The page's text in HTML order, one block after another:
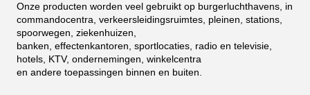
Onze producten worden veel gebruikt op burgerluchthavens, in
commandocentra, verkeersleidingsruimtes, pleinen, stations,
spoorwegen, ziekenhuizen,
banken, effectenkantoren, sportlocaties, radio en televisie,
hotels, KTV, ondernemingen, winkelcentra
en andere toepassingen binnen en buiten.